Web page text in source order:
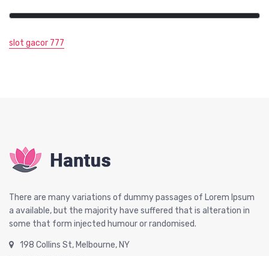
slot gacor 777
There are many variations of dummy passages of Lorem Ipsum
a available, but the majority have suffered that is alteration in
some that form injected humour or randomised.
198 Collins St, Melbourne, NY